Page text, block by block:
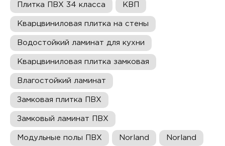
Плитка ПВХ 34 класса КВП
Кварцвиниловая плитка на стены
Водостойкий ламинат для кухни
Кварцвиниловая плитка замковая
Влагостойкий ламинат
Замковая плитка ПВХ
Замковый ламинат ПВХ
Модульные полы ПВХ Norland Norland